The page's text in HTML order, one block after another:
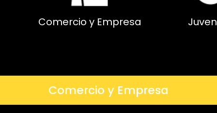
Comercio y Empresa
Comercio y Empresa